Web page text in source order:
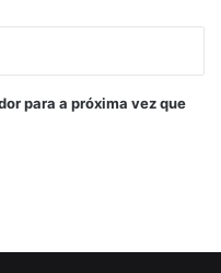
para a próxima vez que